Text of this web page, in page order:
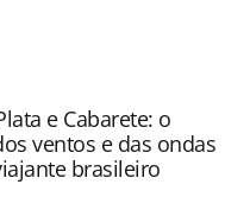
cruzeiros/2023/
descontos-e-bloqueios-
oferecidas na
pela PANROTAS
brasileira sobre direito
sem autorização da
e Cabarete: o
ventos e das ondas
brasileiro